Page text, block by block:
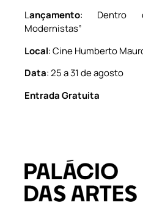
Lançamento: Dentro
Modernistas”
Local: Cine Humberto
Data: 25 a 31 de agosto
Entrada Gratuita